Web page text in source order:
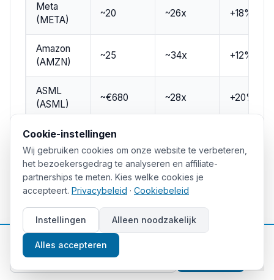
Meta
(META)
~20 ~26x +18%
Amazon
(AMZN)
~25 ~34x +12%
ASML
(ASML)
~€680 ~28x +20%
Palantir
(PLTR)
~5
AMD
(AMD)
~60 ~35x
TSMC
(TSM)
~85 ~20x
Broadcom
(AVGO)
Cookie-instellingen
Wij gebruiken cookies om onze website te verbeteren,
het bezoekersgedrag te analyseren en affiliate-
partnerships te meten. Kies welke cookies je
accepteert. Privacybeleid · Cookiebeleid
Instellingen Alleen noodzakelijk
Alles accepteren
📈 Gratis beleggingstips